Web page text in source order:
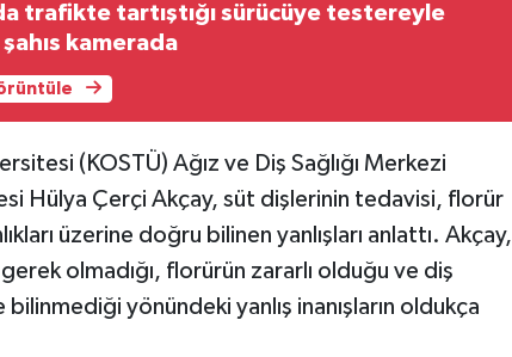
trafikte tartıştığı sürücüye testereyle
kamerada
(KOSTÜ) Ağız ve Diş Sağlığı Merkezi
Hülya Çerçi Akçay, süt dişlerinin tedavisi, florür
üzerine doğru bilinen yanlışları anlattı. Akçay,
olmadığı, florürün zararlı olduğu ve diş
yönündeki yanlış inanışların oldukça